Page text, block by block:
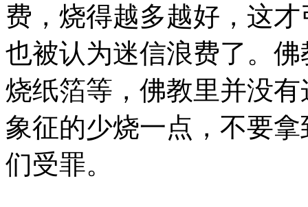
费，烧得越多越好，这
也被认为迷信浪费了。
烧纸箔等，佛教里并没
象征的少烧一点，不要
们受罪。